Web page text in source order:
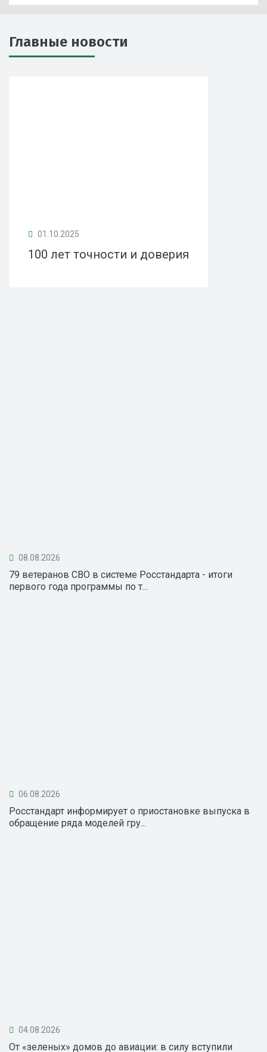
Главные новости
01.10.2025
100 лет точности и доверия
08.08.2026
79 ветеранов СВО в системе Росстандарта - итоги
первого года программы по т...
06.08.2026
Росстандарт информирует о приостановке выпуска в
обращение ряда моделей гру...
04.08.2026
От «зеленых» домов до авиации: в силу вступили